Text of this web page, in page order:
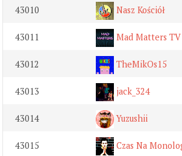
43010 Nasz Kościół
43011 Mad Matters TV
43012 TheMikOs15
43013 jack_324
43014 Yuzushii
43015 Czas Na